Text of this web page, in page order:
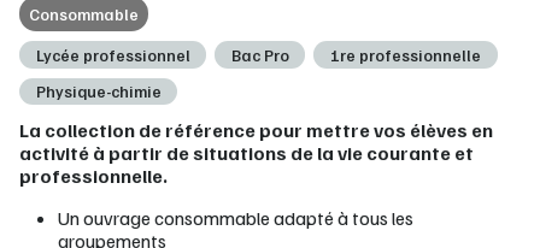
Consommable
Lycée professionnel
Bac Pro
1re professionnelle
Physique-chimie
La collection de référence pour mettre vos élèves en
activité à partir de situations de la vie courante et
professionnelle.
Un ouvrage consommable adapté à tous les
groupements